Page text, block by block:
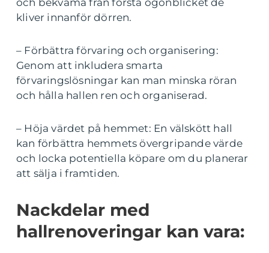
och bekväma från första ögonblicket de
kliver innanför dörren.
– Förbättra förvaring och organisering:
Genom att inkludera smarta
förvaringslösningar kan man minska röran
och hålla hallen ren och organiserad.
– Höja värdet på hemmet: En välskött hall
kan förbättra hemmets övergripande värde
och locka potentiella köpare om du planerar
att sälja i framtiden.
Nackdelar med
hallrenoveringar kan vara: